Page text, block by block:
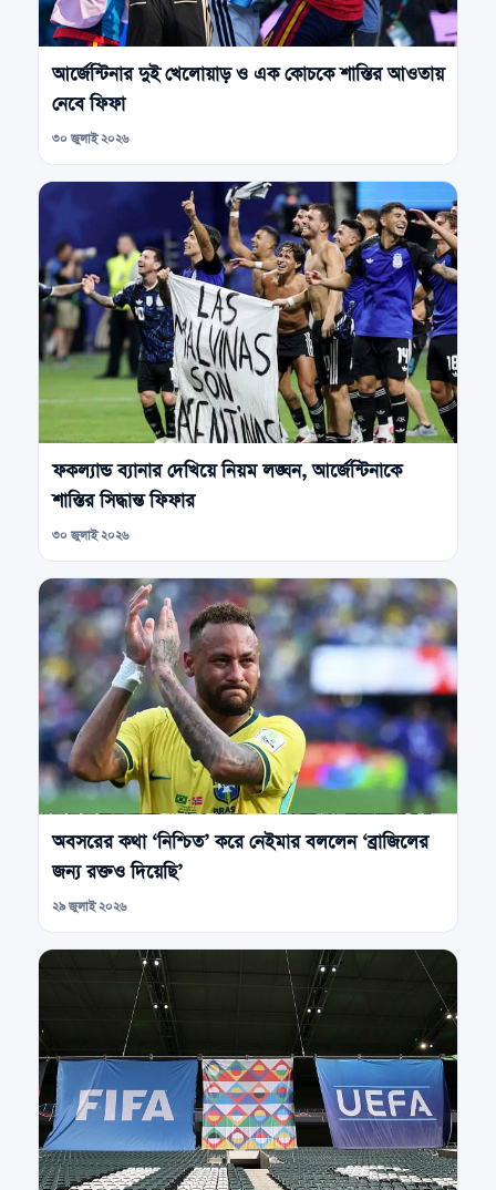
আর্জেন্টিনার দুই খেলোয়াড় ও এক কোচকে শাস্তির আওতায়
নেবে ফিফা
৩০ জুলাই ২০২৬
ফকল্যান্ড ব্যানার দেখিয়ে নিয়ম লঙ্ঘন, আর্জেন্টিনাকে
শাস্তির সিদ্ধান্ত ফিফার
৩০ জুলাই ২০২৬
অবসরের কথা ‘নিশ্চিত’ করে নেইমার বললেন ‘ব্রাজিলের
জন্য রক্তও দিয়েছি’
২৯ জুলাই ২০২৬